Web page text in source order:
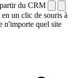
du CRM
un clic de souris à
n'importe quel site